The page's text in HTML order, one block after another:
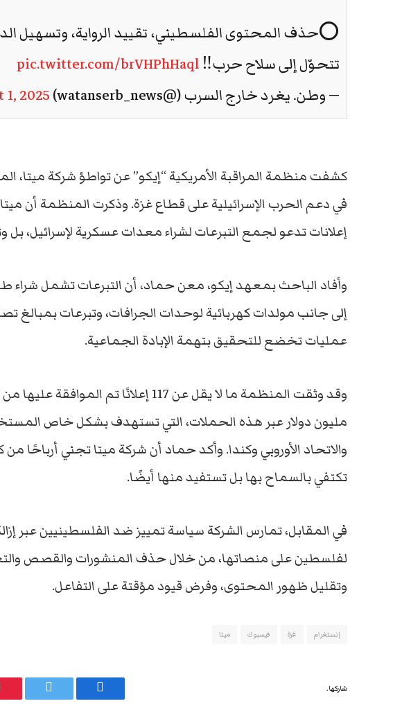
⭕حذف المحتوى الفلسطيني، تقييد الرواية، وتسهيل
تتحوّل إلى سلاح حرب‼️ pic.twitter.com/brVHPhHaql
— وطن. يغرد خارج السرب (@watanserb_news)
2025
كشفت منظمة المراقبة الأمريكية “إيكو” عن تواطؤ شركة ميتا،
في دعم الحرب الإسرائيلية على قطاع غزة. وذكرت المنظمة أن
إعلانات تدعو لجمع التبرعات لشراء معدات عسكرية لإسرائيل، بل
وأفاد الباحث بمعهد إيكو، معن حماد، أن التبرعات تشمل شراء
عمليات تخضع للتحقيق بتهمة الإبادة الجماعية.
مليون دولار عبر هذه الحملات، التي تستهدف بشكل خاص
والاتحاد الأوروبي وكندا. وأكد حماد أن شركة ميتا تجني أرباحًا من
تكتفي بالسماح بها بل تستفيد منها أيضًا.
في المقابل، تمارس الشركة سياسة تمييز ضد الفلسطينيين عبر
لفلسطين على منصاتها، من خلال حذف المنشورات والقصص
وتقليل ظهور المحتوى، وفرض قيود مؤقتة على التفاعل.
إنستغرام غزة فيسبوك ميتا
شاركها.
فيسبوك تويتر